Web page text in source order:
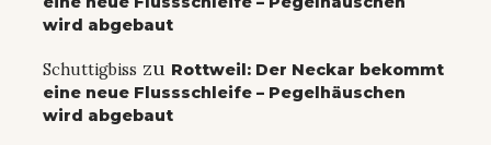
wird abgebaut
Schuttigbiss zu Rottweil: Der Neckar bekommt
eine neue Flussschleife – Pegelhäuschen
wird abgebaut